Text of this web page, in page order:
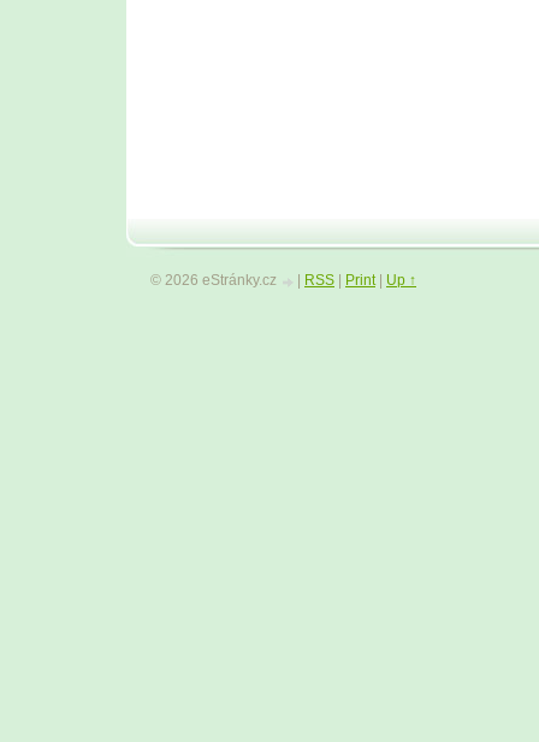
© 2026 eStránky.cz RSS Print| Up ↑